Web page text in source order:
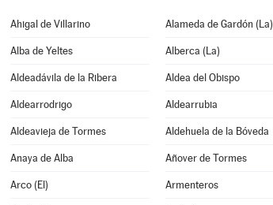
Ahigal de Villarino Alameda de Gardón (La)
Alba de Yeltes Alberca (La)
Aldeadávila de la Ribera Aldea del Obispo
Aldearrodrigo Aldearrubia
Aldeavieja de Tormes Aldehuela de la Bóveda
Anaya de Alba Añover de Tormes
Arco (El) Armenteros